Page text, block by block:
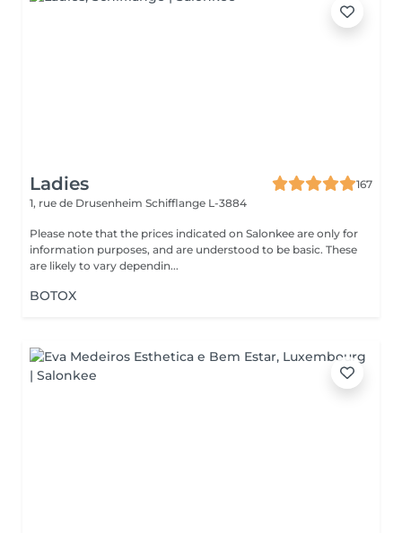
Ladies
167
1, rue de Drusenheim Schifflange L-3884
Please note that the prices indicated on Salonkee are only for
information purposes, and are understood to be basic. These
are likely to vary dependin...
BOTOX